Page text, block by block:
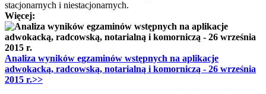
stacjonarnych i niestacjonarnych.
Więcej:
Analiza wyników egzaminów wstępnych na aplikacje
adwokacką, radcowską, notarialną i komorniczą - 26 września
2015 r.>>